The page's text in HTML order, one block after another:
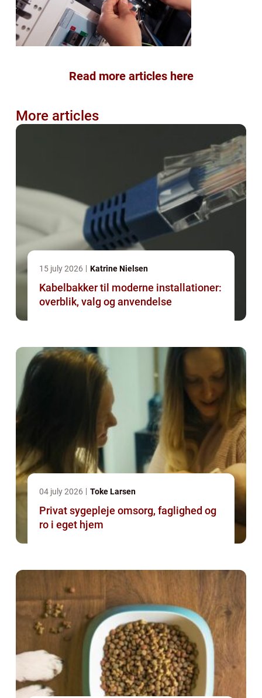
Read more articles here
More articles
15 july 2026 Katrine Nielsen
Kabelbakker til moderne installationer:
overblik, valg og anvendelse
04 july 2026 Toke Larsen
Privat sygepleje omsorg, faglighed og
ro i eget hjem